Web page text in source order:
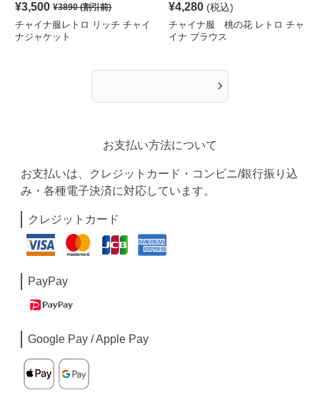
¥3,500 ¥3890(割引前)
チャイナ服レトロ リッチ チャイ
ナジャケット
¥4,280 (税込)
チャイナ服 桃の花 レトロ チャ
イナ ブラウス
›
お支払い方法について
お支払いは、クレジットカード・コンビニ/銀行振り込
み・各種電子決済に対応しています。
クレジットカード
PayPay
Google Pay / Apple Pay